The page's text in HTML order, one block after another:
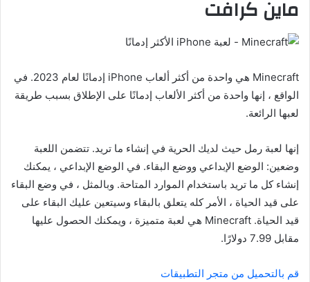
ماين كرافت
Minecraft هي واحدة من أكثر ألعاب iPhone إدمانًا لعام 2023. في
الواقع ، إنها واحدة من أكثر الألعاب إدمانًا على الإطلاق بسبب طريقة
لعبها الرائعة.
إنها لعبة رمل حيث لديك الحرية في إنشاء ما تريد. تتضمن اللعبة
وضعين: الوضع الإبداعي ووضع البقاء. في الوضع الإبداعي ، يمكنك
إنشاء كل ما تريد باستخدام الموارد المتاحة. وبالمثل ، في وضع البقاء
على قيد الحياة ، الأمر كله يتعلق بالبقاء وسيتعين عليك البقاء على
قيد الحياة. Minecraft هي لعبة متميزة ، ويمكنك الحصول عليها
مقابل 7.99 دولارًا.
قم بالتحميل من متجر التطبيقات